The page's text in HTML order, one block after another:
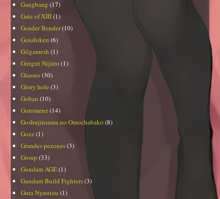
Gangbang (17)
Gate of XIII(1)
Gender Bender(10)
Genshiken (6)
Gilgamesh (1)
Girigiri Nijiiro (1)
Glasses(30)
Glory hole (3)
Goban (10)
Goromenz(14)
Goshujinsama no Omochabako (8)
Gozz(1)
Grandes pezones(3)
Group (33)
Gundam AGE(1)
Gundam Build Fighters(3)
Gura Nyuutou (1)